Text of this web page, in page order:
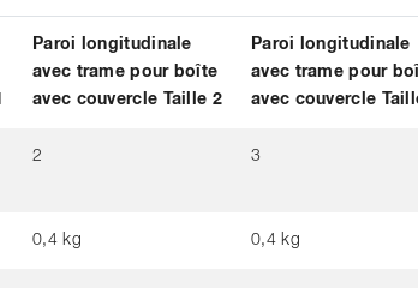
Paroi longitudinale
avec trame pour boîte
avec couvercle Taille 2
Paroi longitudinale
avec trame pour
avec couvercle
2 3
0,4 kg 0,4 kg